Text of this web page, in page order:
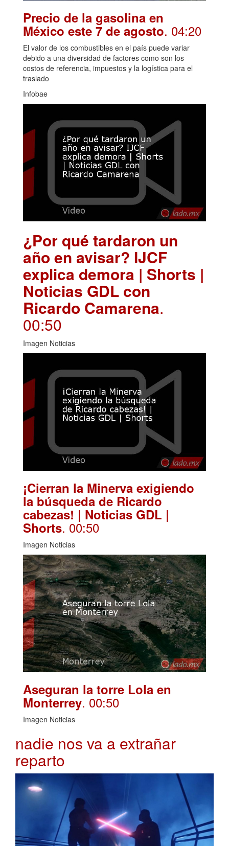
Precio de la gasolina en
México este 7 de agosto. 04:20
El valor de los combustibles en el país puede variar
debido a una diversidad de factores como son los
costos de referencia, impuestos y la logística para el
traslado
Infobae
¿Por qué tardaron un
año en avisar? IJCF
explica demora | Shorts |
Noticias GDL con
Ricardo Camarena.
00:50
Imagen Noticias
¡Cierran la Minerva exigiendo
la búsqueda de Ricardo
cabezas! | Noticias GDL |
Shorts. 00:50
Imagen Noticias
Aseguran la torre Lola en
Monterrey. 00:50
Imagen Noticias
nadie nos va a extrañar
reparto